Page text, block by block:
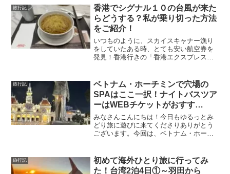
してみました。たったの１５００マイル
で往復航空券が手に入るなんてお得すぎ
ます！
旅行記
香港でシグナル１０の台風が来た
らどうする？私が乗り切った方法
をご紹介！
いつものように、スカイスキャナー漁り
をしていたある時、とても安い航空券を
発見！香港行きの「香港エクスプレス」
と・・おいしそうな飲茶！海老ワンタン
メン！！景色もとてもよさそう！７月は
３連休があるし・・行ってしまえ！
旅行記
ベトナム・ホーチミンで穴場の
SPAはここ一択！ナイトバスツア
ーはWEBチケットがおすす
め！！
みなさんこんにちは！今日もゆるっとみ
どり旅に遊びに来てくださりありがとう
ございます。今回は、ベトナム・ホーチ
きました。初めてのベトナムにワクワ
ク！往復、深夜便なのがちょっと心配で
旅行記
初めて海外ひとり旅に行ってみ
た！台湾2泊4日①～羽田から